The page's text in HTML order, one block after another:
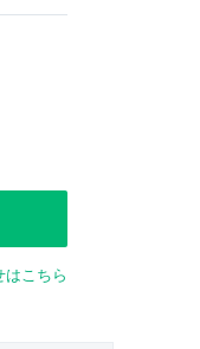
はこちら